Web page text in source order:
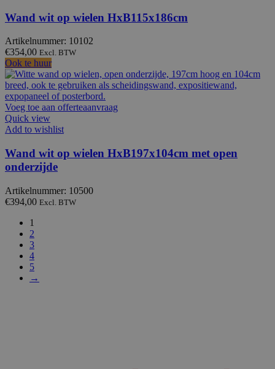
Wand wit op wielen HxB115x186cm
Artikelnummer: 10102
€354,00 Excl. BTW
Ook te huur
Voeg toe aan offerteaanvraag
Quick view
Add to wishlist
Wand wit op wielen HxB197x104cm met open
onderzijde
Artikelnummer: 10500
€394,00 Excl. BTW
1
2
3
4
5
→